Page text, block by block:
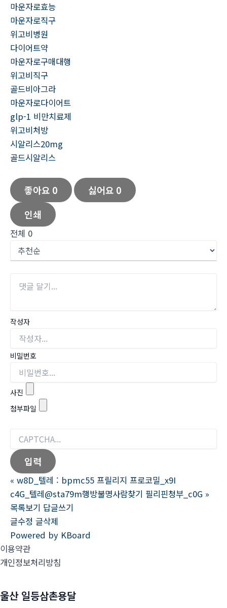
마운자로효능
마운자로직구
위고비병원
다이어트약
마운자로구매대행
위고비직구
골드비아그라
마운자로다이어트
glp-1 비만치료제
위고비처방
시알리스20mg
골드시알리스
좋아요 0 싫어요 0
인쇄
전체 0
작성자
비밀번호
사진
첨부파일
« w8D_텔레 : bpmc55 프릴리지 프로코밀_x9I
c4G_텔레@sta79m행방불명사람찾기 필리핀청부_c0G »
목록보기 답글쓰기
글수정 글삭제
Powered by KBoard
이용약관
개인정보처리방침
울산 일등삼촌용달